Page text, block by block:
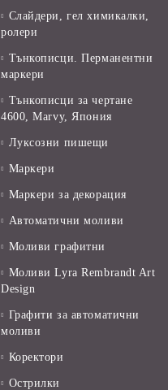
Слайдери, гел химикалки,
ролери
Тънкописци. Перманентни
маркери
Тънкописци за чертане
4600, Marvy, Япония
Луксозни пишещи
Маркери
Маркери за декорация
Автоматични моливи
Моливи графитни
Моливи Lyra Rembrandt Art
Design
Графити за автоматични
моливи
Коректори
Острилки